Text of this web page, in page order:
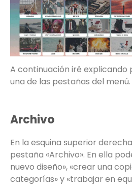
A continuación iré explicando
una de las pestañas del menú.
Archivo
En la esquina superior
pestaña «Archivo». En ella
nuevo diseño», «crear una
categorías» y «trabajar en